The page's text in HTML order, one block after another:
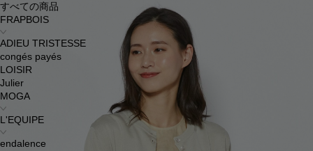
すべての商品
FRAPBOIS
ADIEU TRISTESSE
congés payés
LOISIR
Julier
MOGA
L'EQUIPE
endalence